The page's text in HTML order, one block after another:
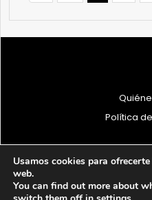
Política
© 1997 - 2026 PRODU -
Usamos cookies para
web.
You can find out more about